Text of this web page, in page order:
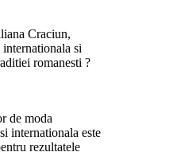
Craciun,
internationala si
romanesti ?
de moda
internationala este
rezultatele